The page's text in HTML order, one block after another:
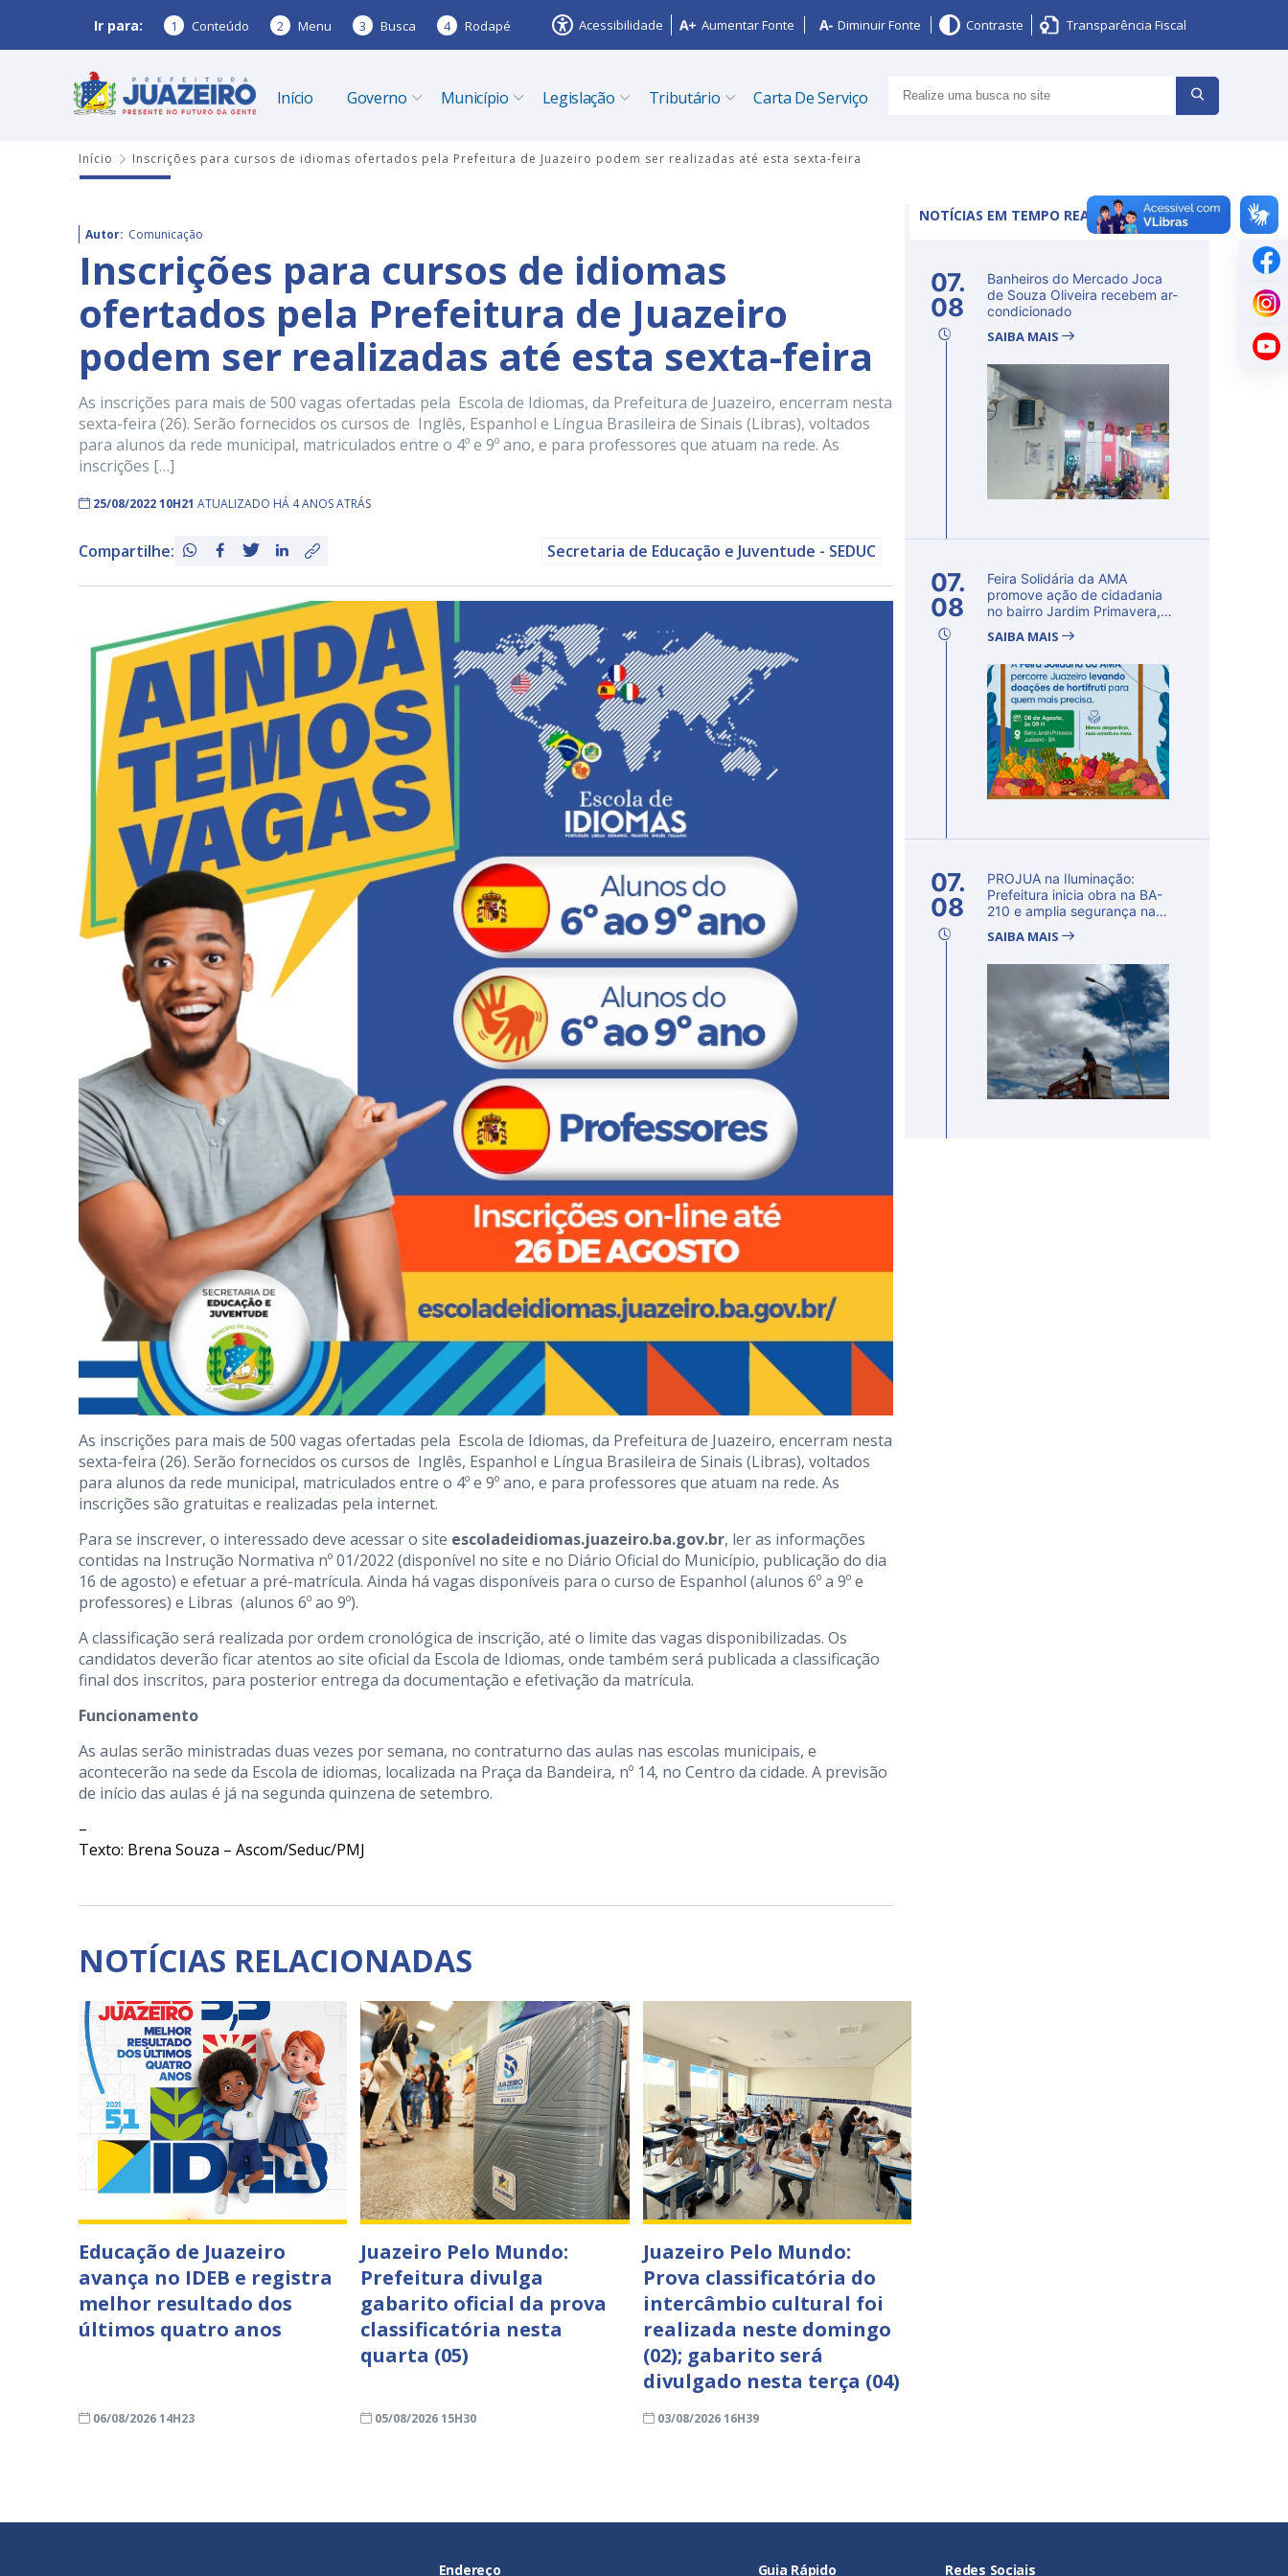
Ir para: 1 Conteúdo 2 Menu 3 Busca 4 Rodapé Acessibilidade Aumentar Fonte Diminuir Fonte Contraste Transparência Fiscal
Início Governo Município Legislação Tributário Carta De Serviço
Início Inscrições para cursos de idiomas ofertados pela Prefeitura de Juazeiro podem ser realizadas até esta sexta-feira
Autor: Comunicação
Inscrições para cursos de idiomas
ofertados pela Prefeitura de Juazeiro
podem ser realizadas até esta sexta-feira
As inscrições para mais de 500 vagas ofertadas pela Escola de Idiomas, da Prefeitura de Juazeiro, encerram nesta
sexta-feira (26). Serão fornecidos os cursos de Inglês, Espanhol e Língua Brasileira de Sinais (Libras), voltados
para alunos da rede municipal, matriculados entre o 4º e 9º ano, e para professores que atuam na rede. As
inscrições […]
25/08/2022 10H21 ATUALIZADO HÁ 4 ANOS ATRÁS
Compartilhe: Secretaria de Educação e Juventude - SEDUC
As inscrições para mais de 500 vagas ofertadas pela Escola de Idiomas, da Prefeitura de Juazeiro, encerram nesta
sexta-feira (26). Serão fornecidos os cursos de Inglês, Espanhol e Língua Brasileira de Sinais (Libras), voltados
para alunos da rede municipal, matriculados entre o 4º e 9º ano, e para professores que atuam na rede. As
inscrições são gratuitas e realizadas pela internet.
Para se inscrever, o interessado deve acessar o site escoladeidiomas.juazeiro.ba.gov.br, ler as informações
contidas na Instrução Normativa nº 01/2022 (disponível no site e no Diário Oficial do Município, publicação do dia
16 de agosto) e efetuar a pré-matrícula. Ainda há vagas disponíveis para o curso de Espanhol (alunos 6º a 9º e
professores) e Libras (alunos 6º ao 9º).
A classificação será realizada por ordem cronológica de inscrição, até o limite das vagas disponibilizadas. Os
candidatos deverão ficar atentos ao site oficial da Escola de Idiomas, onde também será publicada a classificação
final dos inscritos, para posterior entrega da documentação e efetivação da matrícula.
Funcionamento
As aulas serão ministradas duas vezes por semana, no contraturno das aulas nas escolas municipais, e
acontecerão na sede da Escola de idiomas, localizada na Praça da Bandeira, nº 14, no Centro da cidade. A previsão
de início das aulas é já na segunda quinzena de setembro.
–
Texto: Brena Souza – Ascom/Seduc/PMJ
NOTÍCIAS RELACIONADAS
Educação de Juazeiro
avança no IDEB e registra
melhor resultado dos
últimos quatro anos
06/08/2026 14H23
Juazeiro Pelo Mundo:
Prefeitura divulga
gabarito oficial da prova
classificatória nesta
quarta (05)
05/08/2026 15H30
Juazeiro Pelo Mundo:
Prova classificatória do
intercâmbio cultural foi
realizada neste domingo
(02); gabarito será
divulgado nesta terça (04)
03/08/2026 16H39
NOTÍCIAS EM TEMPO REAL
07.
08
Banheiros do Mercado Joca
de Souza Oliveira recebem ar-
condicionado
SAIBA MAIS
07.
08
Feira Solidária da AMA
promove ação de cidadania
no bairro Jardim Primavera,
SAIBA MAIS
07.
08
PROJUA na Iluminação:
Prefeitura inicia obra na BA-
210 e amplia segurança na
SAIBA MAIS
Endereço Guia Rápido Redes Sociais